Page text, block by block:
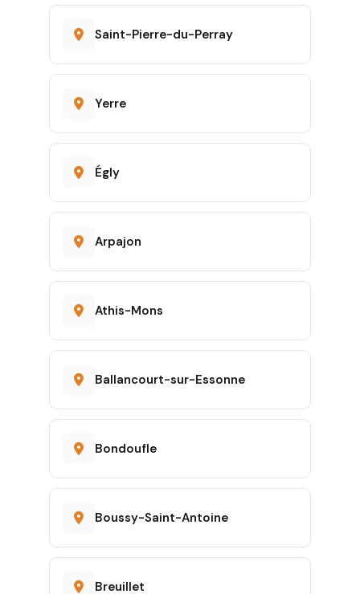
Saint-Pierre-du-Perray
Yerre
Égly
Arpajon
Athis-Mons
Ballancourt-sur-Essonne
Bondoufle
Boussy-Saint-Antoine
Breuillet